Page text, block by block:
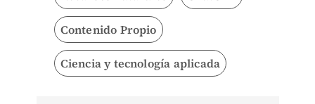
Contenido Propio
Ciencia y tecnología aplicada